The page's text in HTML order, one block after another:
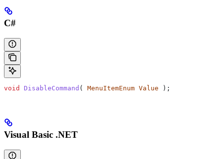
C#
void DisableCommand ( MenuItemEnum Value );
Visual Basic .NET